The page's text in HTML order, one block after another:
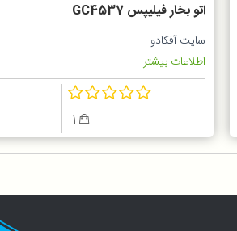
اتو بخار فیلیپس GC4537
سایت آفکادو
اطلاعات بیشتر...